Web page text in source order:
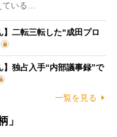
いる…
】二転三転した“成田プロ
】独占入手“内部議事録”で
一覧を見る
」